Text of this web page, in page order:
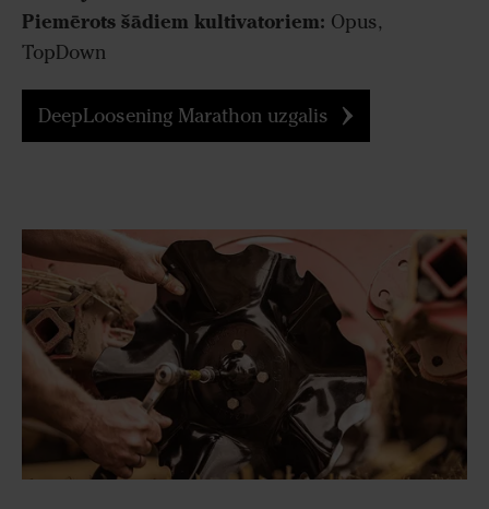
Piemērots šādiem kultivatoriem: Opus,
TopDown
DeepLoosening Marathon uzgalis